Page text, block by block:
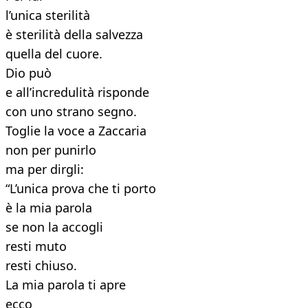
l’unica sterilità
è sterilità della salvezza
quella del cuore.
Dio può
e all’incredulità risponde
con uno strano segno.
Toglie la voce a Zaccaria
non per punirlo
ma per dirgli:
“L’unica prova che ti porto
è la mia parola
se non la accogli
resti muto
resti chiuso.
La mia parola ti apre
ecco